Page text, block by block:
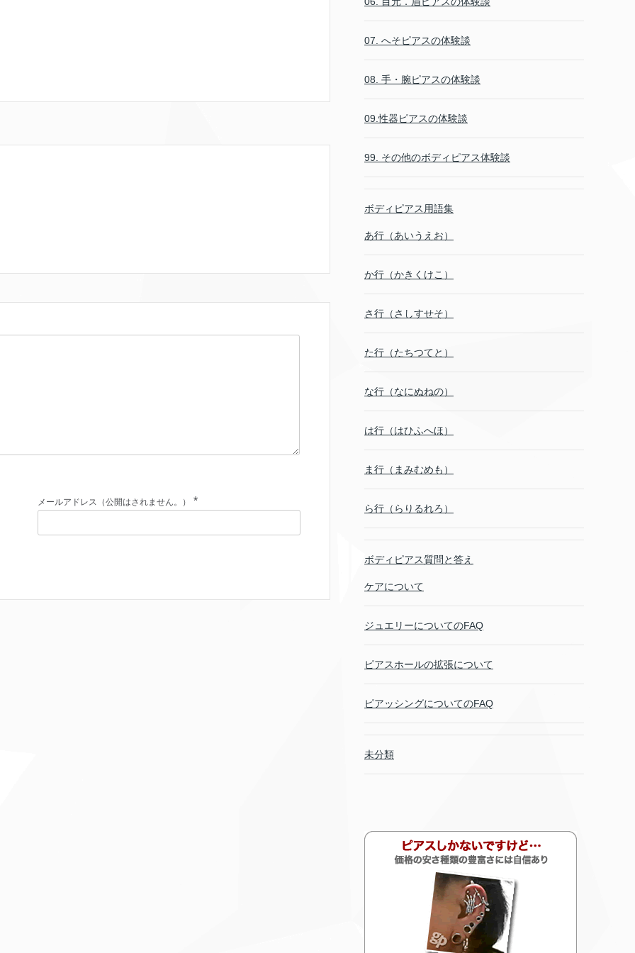
メールアドレス（公開はされません。） *
07. へそピアスの体験談
08. 手・腕ピアスの体験談
09.性器ピアスの体験談
99. その他のボディピアス体験談
ボディピアス用語集
あ行（あいうえお）
か行（かきくけこ）
さ行（さしすせそ）
た行（たちつてと）
な行（なにぬねの）
は行（はひふへほ）
ま行（まみむめも）
ら行（らりるれろ）
ボディピアス質問と答え
ケアについて
ジュエリーについてのFAQ
ピアスホールの拡張について
ピアッシングについてのFAQ
未分類